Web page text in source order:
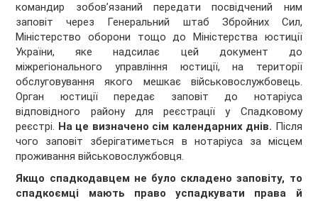
командир зобов’язаний передати посвідчений ним
заповіт через Генеральний штаб Збройних Сил,
Міністерство оборони тощо до Міністерства юстиції
України, яке надсилає цей документ до
міжрегіонального управління юстиції, на території
обслуговування якого мешкає військовослужбовець.
Орган юстиції передає заповіт до нотаріуса
відповідного району для реєстрації у Спадковому
реєстрі. На це визначено сім календарних днів. Після
чого заповіт зберігатиметься в нотаріуса за місцем
проживання військовослужбовця.
Якщо спадкодавцем не було складено заповіту, то
спадкоємці мають право успадкувати права й